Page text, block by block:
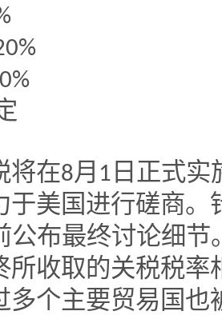
将在8月 1 日正式
于美国进行磋商
公布最终讨论细
所收取的关税税率
多个主要贸易国